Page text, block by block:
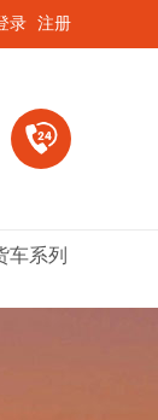
录 注册
车系列